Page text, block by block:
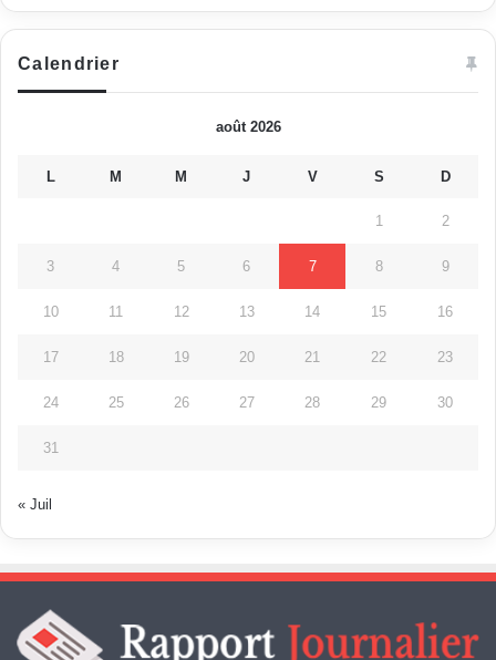
Calendrier
août 2026
L M M J V S D
1 2
3 4 5 6 7 8 9
10 11 12 13 14 15 16
17 18 19 20 21 22 23
24 25 26 27 28 29 30
31
« Juil